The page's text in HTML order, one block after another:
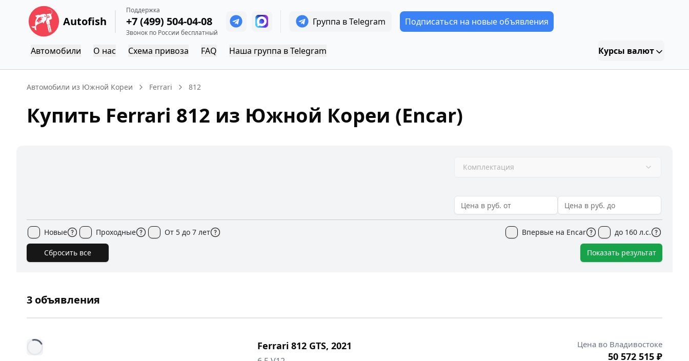
Autofish
Поддержка
+7 (499) 504-04-08
Звонок по России бесплатный
Группа в Telegram Подписаться на новые объявления
Автомобили О нас Схема привоза FAQ Наша группа в Telegram Курсы валют
Автомобили из Южной Кореи Ferrari 812
Купить Ferrari 812 из Южной Кореи (Encar)
Комплектация
Новые Проходные От 5 до 7 лет Впервые на Encar до 160 л.с.
Сбросить все Показать результат
3 объявления
Ferrari 812 GTS, 2021 Цена во Владивостоке
50 572 515 ₽